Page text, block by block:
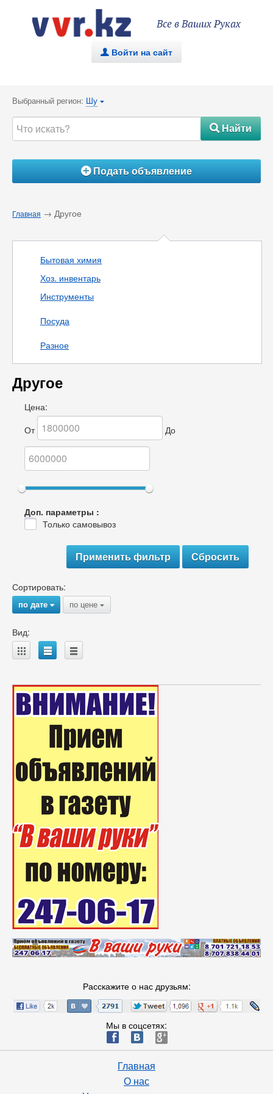
Все в Ваших Руках
. Войти на сайт
Выбранный регион: Шу {
#Найти
ÁПодать объявление
Главная → Другое
Бытовая химия
Хоз. инвентарь
Инструменты
Посуда
Разное
Другое
Цена:
От
До
Доп. параметры :
Только самовывоз
Сортировать:
по дате{ по цене {
Вид:
A B C
Расскажите о нас друзьям:
Мы в соцсетях:
ä æ è
Главная
О нас